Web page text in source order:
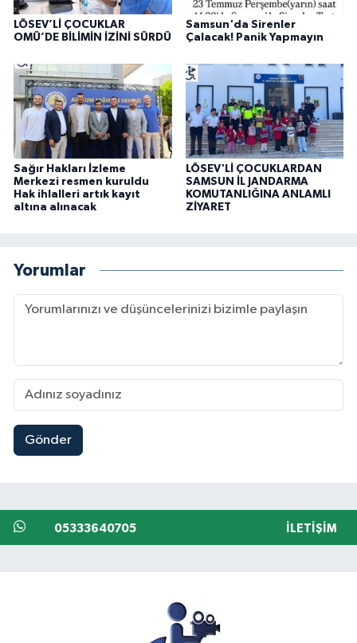
LÖSEV’Lİ ÇOCUKLAR
OMÜ’DE BİLİMİN İZİNİ SÜRDÜ
Samsun'da Sirenler
Çalacak! Panik Yapmayın
Sağır Hakları İzleme
Merkezi resmen kuruldu
Hak ihlalleri artık kayıt
altına alınacak
LÖSEV'Lİ ÇOCUKLARDAN
SAMSUN İL JANDARMA
KOMUTANLIĞINA ANLAMLI
ZİYARET
Yorumlar
Gönder
05333640705 İLETIŞIM